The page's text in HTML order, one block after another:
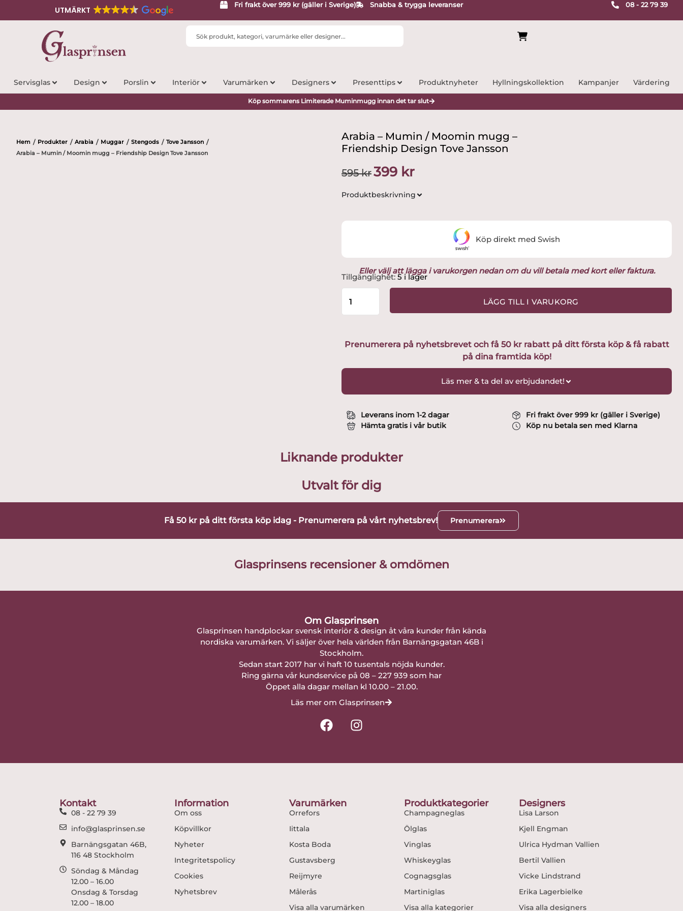
UTMÄRKT
Fri frakt över 999 kr (gäller i Sverige) Snabba & trygga leveranser 08 - 22 79 39
Search
Servisglas Design Porslin Interiör Varumärken Designers Presenttips Produktnyheter Hyllningskollektion Kampanjer Värdering
Köp sommarens Limiterade Muminmugg innan det tar slut
Hem / Produkter / Arabia / Muggar / Stengods / Tove Jansson /
Arabia – Mumin / Moomin mugg – Friendship Design Tove Jansson
Arabia – Mumin / Moomin mugg –
Friendship Design Tove Jansson
595kr Det
ursprungliga
priset
399 krDet
är:
Produktbeskrivning
Eller välj att lägga i varukorgen nedan om du vill betala med kort eller faktura.
Tillgänglighet: 5 i lager
Arabia
-
Mumin
Design
LÄGG TILL I VARUKORG
Köp direkt med Swish
Prenumerera på nyhetsbrevet och få 50 kr rabatt på ditt första köp & få rabatt
på dina framtida köp!
Läs mer & ta del av erbjudandet!
Leverans inom 1-2 dagar
Hämta gratis i vår butik
Fri frakt över 999 kr (gäller i Sverige)
Köp nu betala sen med Klarna
Liknande produkter
Utvalt för dig
Få 50 kr på ditt första köp idag - Prenumerera på vårt nyhetsbrev! Prenumerera
Glasprinsens recensioner & omdömen
Om Glasprinsen
Glasprinsen handplockar svensk interiör & design åt våra kunder från kända
nordiska varumärken. Vi säljer över hela världen från Barnängsgatan 46B i
Stockholm.
Sedan start 2017 har vi haft 10 tusentals nöjda kunder.
Ring gärna vår kundservice på 08 – 227 939 som har
Öppet alla dagar mellan kl 10.00 – 21.00.
Läs mer om Glasprinsen
F
a
k
I
n
Kontakt
08 - 22 79 39
info@glasprinsen.se
Barnängsgatan 46B,
116 48 Stockholm
Söndag & Måndag
12.00 – 16.00
Onsdag & Torsdag
12.00 – 18.00
Information
Om oss
Köpvillkor
Nyheter
Integritetspolicy
Cookies
Nyhetsbrev
Varumärken
Orrefors
Iittala
Kosta Boda
Gustavsberg
Reijmyre
Målerås
Visa alla varumärken
Produktkategorier
Champagneglas
Ölglas
Vinglas
Whiskeyglas
Cognagsglas
Martiniglas
Visa alla kategorier
Designers
Lisa Larson
Kjell Engman
Ulrica Hydman Vallien
Bertil Vallien
Vicke Lindstrand
Erika Lagerbielke
Visa alla designers